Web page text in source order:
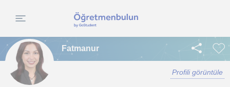
Fatmanur
Profili görüntüle